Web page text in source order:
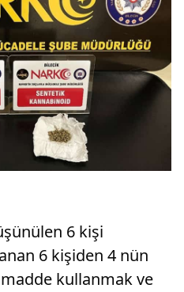
6 kişi
6 kişiden 4 nün
kullanmak ve